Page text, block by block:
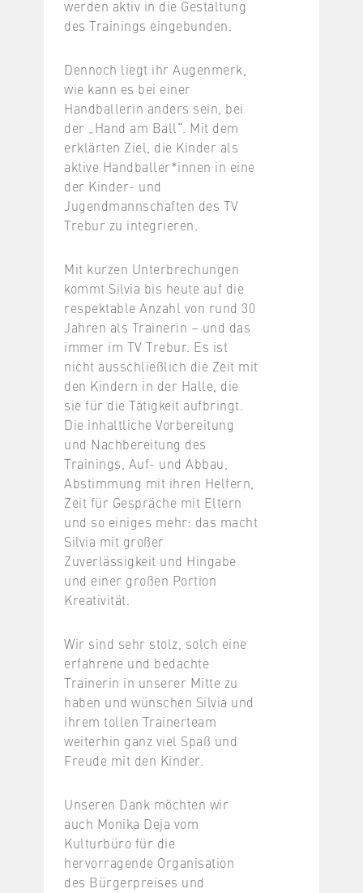
werden aktiv in die Gestaltung
des Trainings eingebunden.
Dennoch liegt ihr Augenmerk,
wie kann es bei einer
Handballerin anders sein, bei
der „Hand am Ball“. Mit dem
erklärten Ziel, die Kinder als
aktive Handballer*innen in eine
der Kinder- und
Jugendmannschaften des TV
Trebur zu integrieren.
Mit kurzen Unterbrechungen
kommt Silvia bis heute auf die
respektable Anzahl von rund 30
Jahren als Trainerin – und das
immer im TV Trebur. Es ist
nicht ausschließlich die Zeit mit
den Kindern in der Halle, die
sie für die Tätigkeit aufbringt.
Die inhaltliche Vorbereitung
und Nachbereitung des
Trainings, Auf- und Abbau,
Abstimmung mit ihren Helfern,
Zeit für Gespräche mit Eltern
und so einiges mehr: das macht
Silvia mit großer
Zuverlässigkeit und Hingabe
und einer großen Portion
Kreativität.
Wir sind sehr stolz, solch eine
erfahrene und bedachte
Trainerin in unserer Mitte zu
haben und wünschen Silvia und
ihrem tollen Trainerteam
weiterhin ganz viel Spaß und
Freude mit den Kinder.
Unseren Dank möchten wir
auch Monika Deja vom
Kulturbüro für die
hervorragende Organisation
des Bürgerpreises und